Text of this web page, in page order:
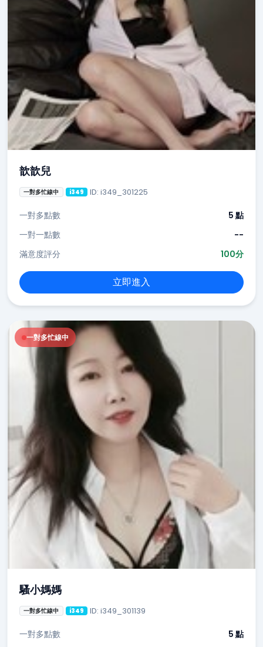
歆歆兒
一對多忙線中 i349 ID: i349_301225
一對多點數
5 點
一對一點數
--
滿意度評分
100分
立即進入
一對多忙線中
騷小媽媽
一對多忙線中 i349 ID: i349_301139
一對多點數 5 點